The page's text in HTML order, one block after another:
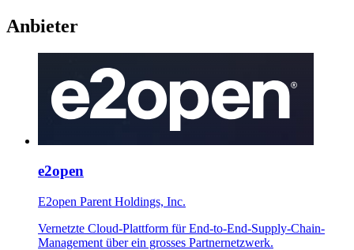
Anbieter
e2open
E2open Parent Holdings, Inc.
Vernetzte Cloud-Plattform für End-to-End-Supply-Chain-
Management über ein grosses Partnernetzwerk.